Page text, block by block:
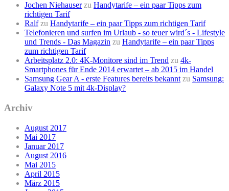
Jochen Niehauserzu Handytarife – ein paar Tipps zum
richtigen Tarif
Ralfzu Handytarife – ein paar Tipps zum richtigen Tarif
Telefonieren und surfen im Urlaub - so teuer wird´s - Lifestyle
und Trends - Das Magazin zu Handytarife – ein paar Tipps
zum richtigen Tarif
Arbeitsplatz 2.0: 4K-Monitore sind im Trend zu 4k-
Smartphones für Ende 2014 erwartet – ab 2015 im Handel
Samsung Gear A - erste Features bereits bekannt zu Samsung:
Galaxy Note 5 mit 4k-Display?
Archiv
August 2017
Mai 2017
Januar 2017
August 2016
Mai 2015
April 2015
März 2015